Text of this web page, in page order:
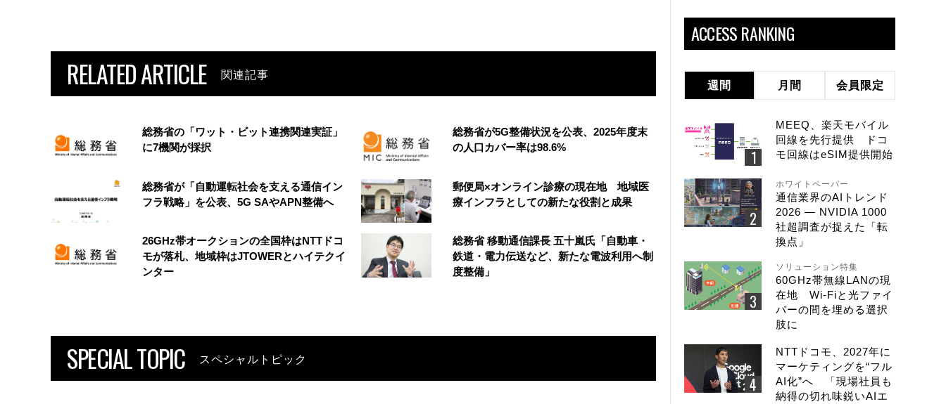
RELATED ARTICLE 関連記事
総務省の「ワット・ビット連携関連実証」
に7機関が採択
総務省が5G整備状況を公表、2025年度末
の人口カバー率は98.6%
総務省が「自動運転社会を支える通信イン
フラ戦略」を公表、5G SAやAPN整備へ
郵便局×オンライン診療の現在地 地域医
療インフラとしての新たな役割と成果
26GHz帯オークションの全国枠はNTTドコ
モが落札、地域枠はJTOWERとハイテクイ
ンター
総務省 移動通信課長 五十嵐氏「自動車・
鉄道・電力伝送など、新たな電波利用へ制
度整備」
SPECIAL TOPIC スペシャルトピック
ACCESS RANKING
週間 月間 会員限定
MEEQ、楽天モバイル
回線を先行提供 ドコ
モ回線はeSIM提供開始
ホワイトペーパー
通信業界のAIトレンド
2026 ― NVIDIA 1000
社超調査が捉えた「転
換点」
ソリューション特集
60GHz帯無線LANの現
在地 Wi-Fiと光ファイ
バーの間を埋める選択
肢に
NTTドコモ、2027年に
マーケティングを“フル
AI化”へ 「現場社員も
納得の切れ味鋭いAIエ